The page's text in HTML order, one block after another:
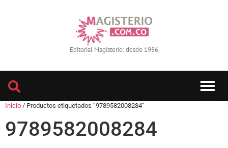
Editorial Magisterio: desde 1986
Inicio / Productos etiquetados “9789582008284”
9789582008284